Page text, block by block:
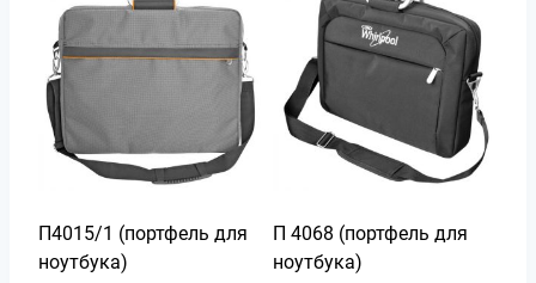
П4015/1 (портфель для
ноутбука)
П 4068 (портфель для
ноутбука)